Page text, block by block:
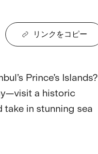
リンクをコピー
Prince’s Islands?
a historic
take in stunning sea